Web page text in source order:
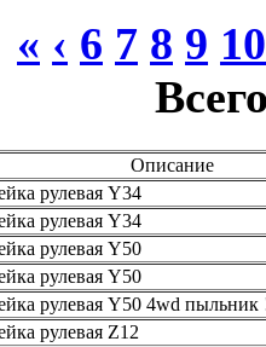
« ‹ 6 7 8 9 10
Описание
рулевая Y34
рулевая Y34
рулевая Y50
рулевая Y50
рулевая Y50 4wd пыльник
рулевая Z12